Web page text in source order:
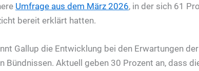
Umfrage aus dem März 2026, in der sich 61
bereit erklärt hatten.
Gallup die Entwicklung bei den Erwartungen
Bündnissen. Aktuell geben 30 Prozent an, dass